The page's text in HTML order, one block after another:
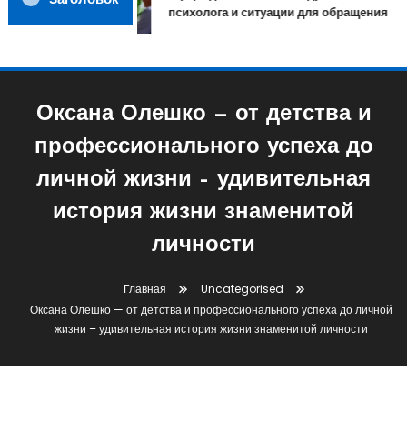
психолога и ситуации для обращения
Оксана Олешко — от детства и
профессионального успеха до
личной жизни – удивительная
история жизни знаменитой
личности
Главная
Uncategorised
Оксана Олешко — от детства и профессионального успеха до личной
жизни – удивительная история жизни знаменитой личности